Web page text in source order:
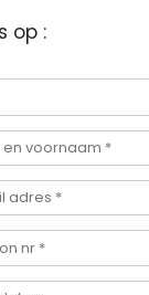
op :